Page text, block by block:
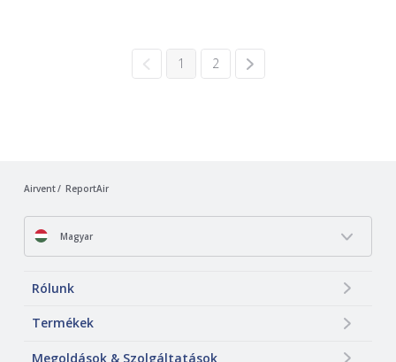
1 2
Airvent ReportAir
Magyar
Rólunk
Termékek
Megoldások & Szolgáltatások